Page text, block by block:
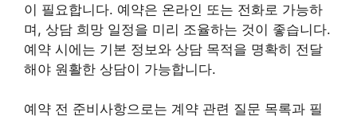
이 필요합니다. 예약은 온라인 또는 전화로 가능하
며, 상담 희망 일정을 미리 조율하는 것이 좋습니다.
예약 시에는 기본 정보와 상담 목적을 명확히 전달
해야 원활한 상담이 가능합니다.
예약 전 준비사항으로는 계약 관련 질문 목록과 필